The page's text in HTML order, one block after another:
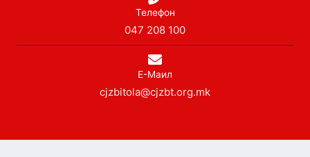
Телефон
047 208 100
Е-Маил
cjzbitola@cjzbt.org.mk